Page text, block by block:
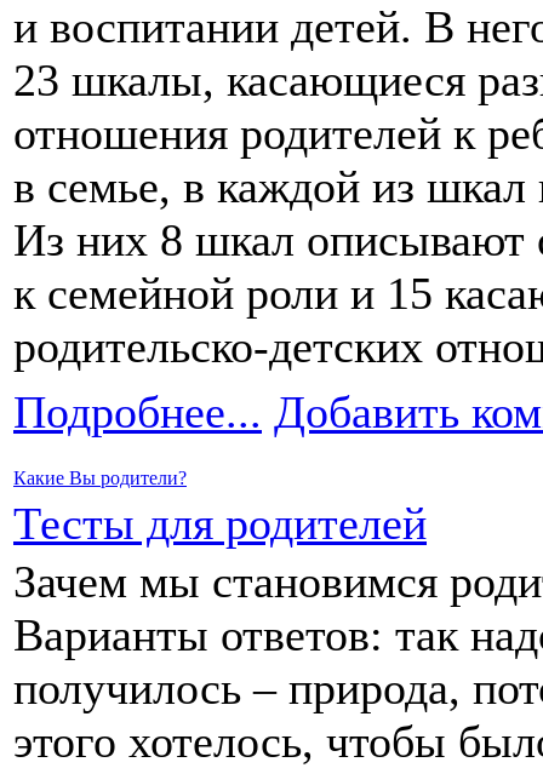
и воспитании детей. В
23 шкалы, касающиеся
отношения родителей к
в семье, в каждой из шкал
Из них 8 шкал описывают
к семейной роли и 15
родительско-детских
Подробнее... Добавить
Какие Вы родители?
Тесты для родителей
Зачем мы становимся
Варианты ответов: так
получилось – природа,
этого хотелось, чтобы